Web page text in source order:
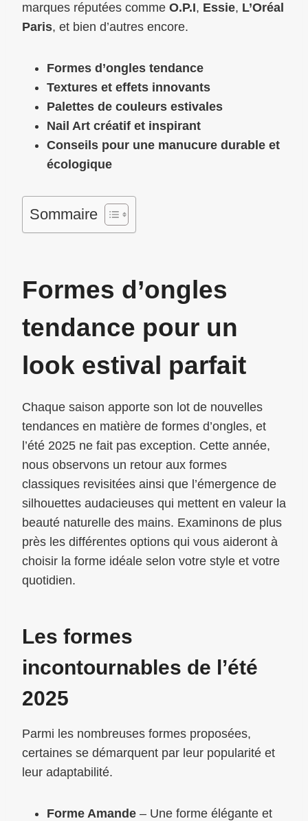
marques réputées comme O.P.I, Essie, L’Oréal
Paris, et bien d’autres encore.
Formes d’ongles tendance
Textures et effets innovants
Palettes de couleurs estivales
Nail Art créatif et inspirant
Conseils pour une manucure durable et
écologique
Sommaire
Formes d’ongles
tendance pour un
look estival parfait
Chaque saison apporte son lot de nouvelles
tendances en matière de formes d’ongles, et
l’été 2025 ne fait pas exception. Cette année,
nous observons un retour aux formes
classiques revisitées ainsi que l’émergence de
silhouettes audacieuses qui mettent en valeur la
beauté naturelle des mains. Examinons de plus
près les différentes options qui vous aideront à
choisir la forme idéale selon votre style et votre
quotidien.
Les formes
incontournables de l’été
2025
Parmi les nombreuses formes proposées,
certaines se démarquent par leur popularité et
leur adaptabilité.
Forme Amande – Une forme élégante et